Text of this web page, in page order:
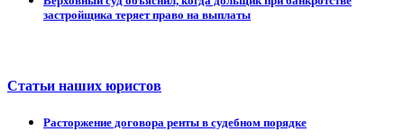
застройщика теряет право на выплаты
Статьи наших юристов
Расторжение договора ренты в судебном порядке